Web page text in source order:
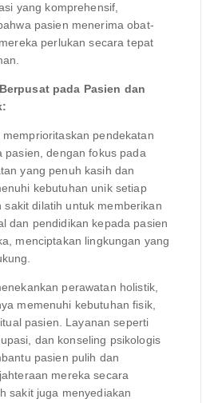
yang komprehensif,
pasien menerima obat-
perlukan secara tepat
pada Pasien dan
memprioritaskan pendekatan
pasien, dengan fokus pada
yang penuh kasih dan
kebutuhan unik setiap
sakit dilatih untuk memberikan
dan pendidikan kepada pasien
menciptakan lingkungan yang
perawatan holistik,
memenuhi kebutuhan fisik,
pasien. Layanan seperti
dan konseling psikologis
pasien pulih dan
mereka secara
sakit juga menyediakan